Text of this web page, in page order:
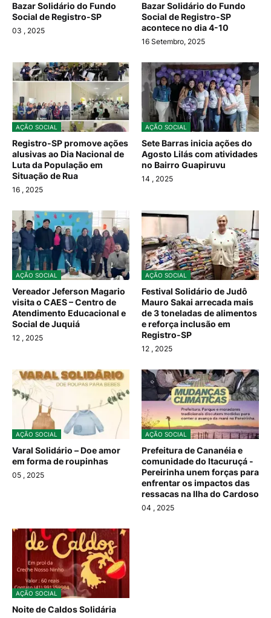
Bazar Solidário do Fundo
Social de Registro-SP
03 , 2025
Bazar Solidário do Fundo
Social de Registro-SP
acontece no dia 4-10
16 Setembro, 2025
AÇÃO SOCIAL
Registro-SP promove ações
alusivas ao Dia Nacional de
Luta da População em
Situação de Rua
16 , 2025
AÇÃO SOCIAL
Sete Barras inicia ações do
Agosto Lilás com atividades
no Bairro Guapiruvu
14 , 2025
AÇÃO SOCIAL
Vereador Jeferson Magario
visita o CAES – Centro de
Atendimento Educacional e
Social de Juquiá
12 , 2025
AÇÃO SOCIAL
Festival Solidário de Judô
Mauro Sakai arrecada mais
de 3 toneladas de alimentos
e reforça inclusão em
Registro-SP
12 , 2025
AÇÃO SOCIAL
Varal Solidário – Doe amor
em forma de roupinhas
05 , 2025
AÇÃO SOCIAL
Prefeitura de Cananéia e
comunidade do Itacuruçá -
Pereirinha unem forças para
enfrentar os impactos das
ressacas na Ilha do Cardoso
04 , 2025
AÇÃO SOCIAL
Noite de Caldos Solidária